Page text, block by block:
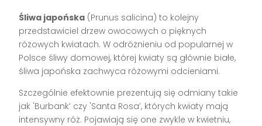
Śliwa japońska (Prunus salicina) to kolejny
przedstawiciel drzew owocowych o pięknych
różowych kwiatach. W odróżnieniu od popularnej w
Polsce śliwy domowej, której kwiaty są głównie białe,
śliwa japońska zachwyca różowymi odcieniami.
Szczególnie efektownie prezentują się odmiany takie
jak 'Burbank’ czy 'Santa Rosa’, których kwiaty mają
intensywny róż. Pojawiają się one zwykle w kwietniu,